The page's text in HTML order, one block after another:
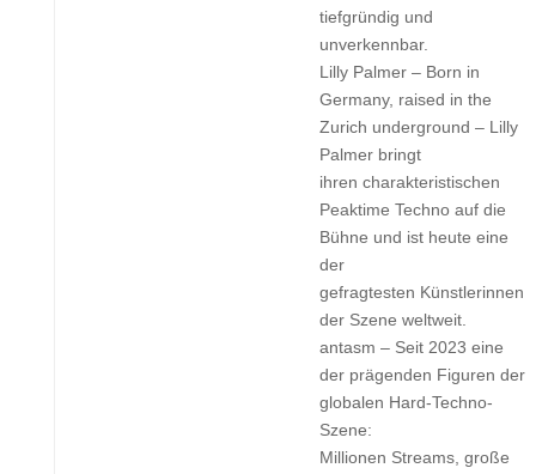
tiefgründig und
unverkennbar.
Lilly Palmer – Born in
Germany, raised in the
Zurich underground – Lilly
Palmer bringt
ihren charakteristischen
Peaktime Techno auf die
Bühne und ist heute eine
der
gefragtesten Künstlerinnen
der Szene weltweit.
antasm – Seit 2023 eine
der prägenden Figuren der
globalen Hard-Techno-
Szene:
Millionen Streams, große